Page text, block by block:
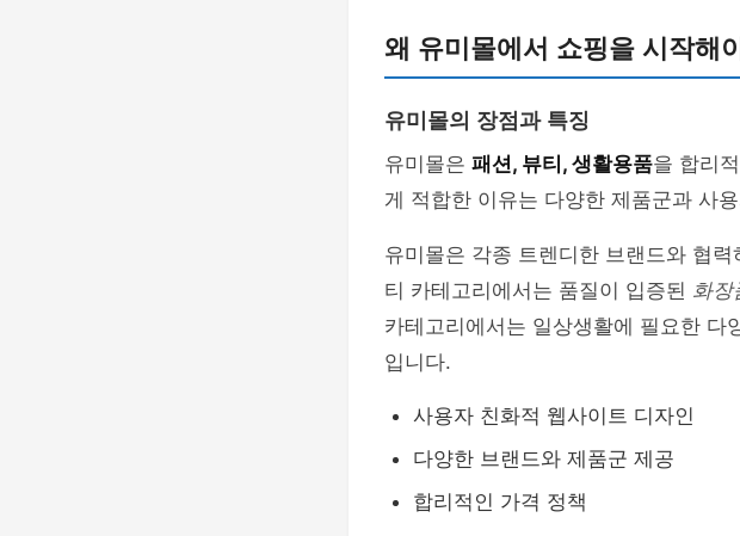
왜 유미몰에서 쇼핑을 시작해
유미몰의 장점과 특징
유미몰은 패션, 뷰티, 생활용품을 합리
게 적합한 이유는 다양한 제품군과 사
유미몰은 각종 트렌디한 브랜드와 협력
티 카테고리에서는 품질이 입증된 화장
카테고리에서는 일상생활에 필요한 다
입니다.
사용자 친화적 웹사이트 디자인
다양한 브랜드와 제품군 제공
합리적인 가격 정책